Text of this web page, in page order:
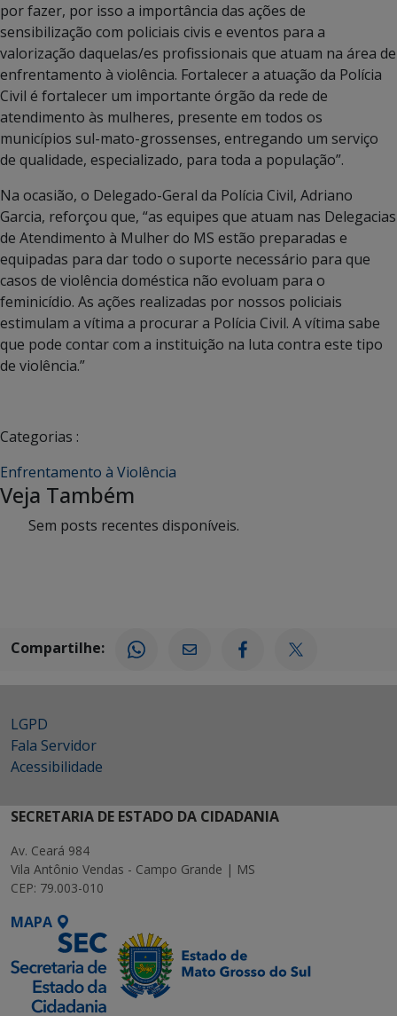
por fazer, por isso a importância das ações de
sensibilização com policiais civis e eventos para a
valorização daquelas/es profissionais que atuam na área de
enfrentamento à violência. Fortalecer a atuação da Polícia
Civil é fortalecer um importante órgão da rede de
atendimento às mulheres, presente em todos os
municípios sul-mato-grossenses, entregando um serviço
de qualidade, especializado, para toda a população”.
Na ocasião, o Delegado-Geral da Polícia Civil, Adriano
Garcia, reforçou que, “as equipes que atuam nas Delegacias
de Atendimento à Mulher do MS estão preparadas e
equipadas para dar todo o suporte necessário para que
casos de violência doméstica não evoluam para o
feminicídio. As ações realizadas por nossos policiais
estimulam a vítima a procurar a Polícia Civil. A vítima sabe
que pode contar com a instituição na luta contra este tipo
de violência.”
Categorias :
Enfrentamento à Violência
Veja Também
Sem posts recentes disponíveis.
Compartilhe:
LGPD
Fala Servidor
Acessibilidade
SECRETARIA DE ESTADO DA CIDADANIA
Av. Ceará 984
Vila Antônio Vendas - Campo Grande | MS
CEP: 79.003-010
MAPA